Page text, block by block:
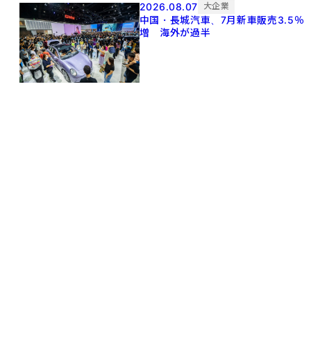
2026.08.07 大企業
中国・長城汽車、7月新車販売3.5％
増 海外が過半